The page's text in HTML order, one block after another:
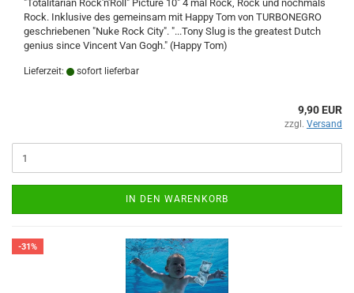
"Totalitarian Rock'n'Roll" Picture 10" 4 mal Rock, Rock und nochmals
Rock. Inklusive des gemeinsam mit Happy Tom von TURBONEGRO
geschriebenen "Nuke Rock City". "...Tony Slug is the greatest Dutch
genius since Vincent Van Gogh." (Happy Tom)
Lieferzeit: sofort lieferbar
9,90 EUR
zzgl. Versand
IN DEN WARENKORB
-31%